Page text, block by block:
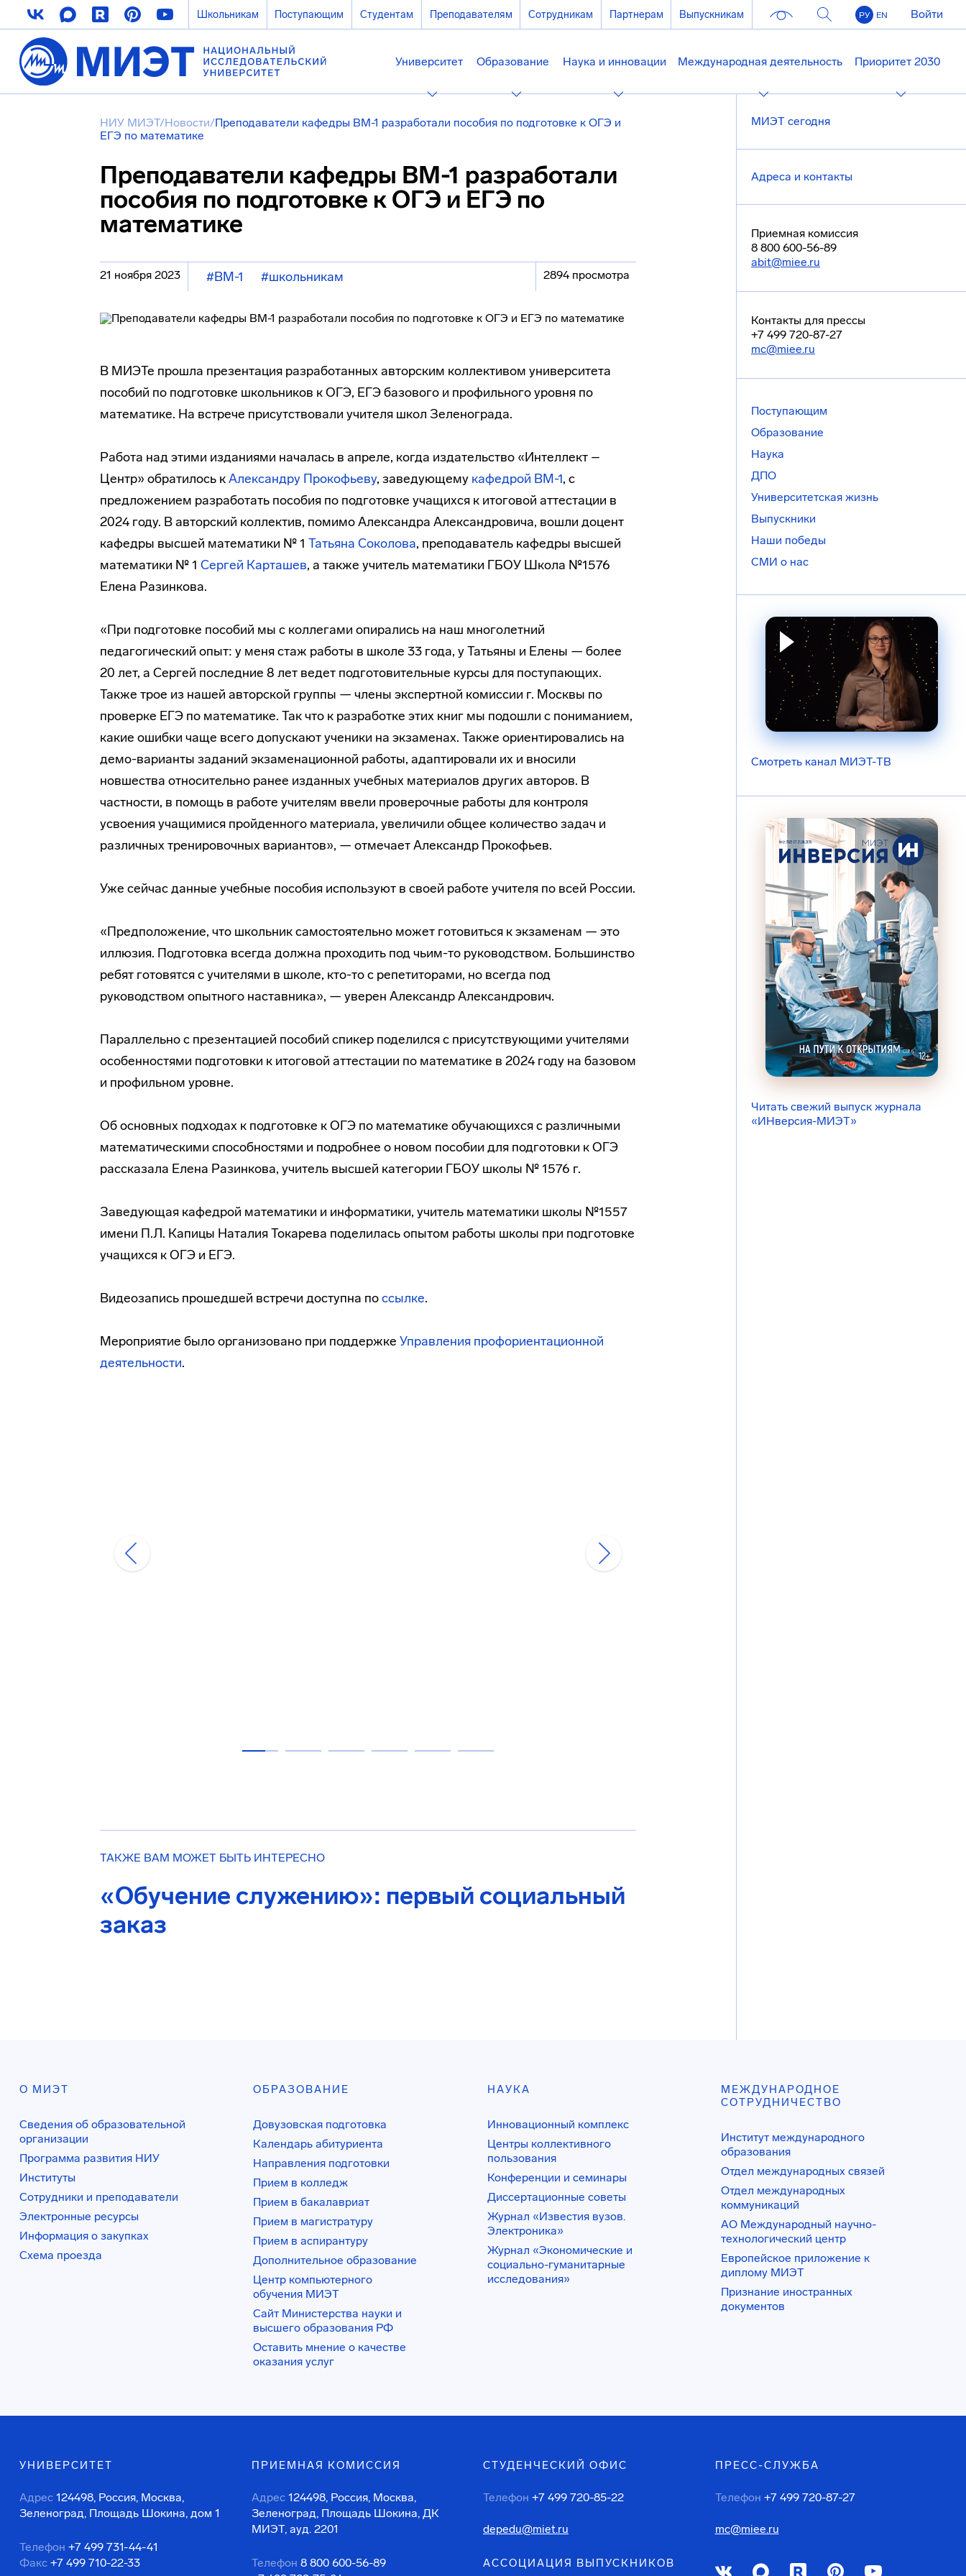
Школьникам Поступающим Студентам Преподавателям Сотрудникам Партнерам Выпускникам РУ EN Войти
Университет Образование Наука и инновации Международная деятельность Приоритет 2030
НИУ МИЭТ/Новости/Преподаватели кафедры ВМ-1 разработали пособия по подготовке к ОГЭ и
ЕГЭ по математике
Преподаватели кафедры ВМ-1 разработали
пособия по подготовке к ОГЭ и ЕГЭ по
математике
21 ноября 2023 #ВМ-1 #школьникам 2894 просмотра
В МИЭТе прошла презентация разработанных авторским коллективом университета
пособий по подготовке школьников к ОГЭ, ЕГЭ базового и профильного уровня по
математике. На встрече присутствовали учителя школ Зеленограда.
Работа над этими изданиями началась в апреле, когда издательство «Интеллект –
Центр» обратилось кАлександру Прокофьеву, заведующему кафедрой ВМ-1, с
предложением разработать пособия по подготовке учащихся к итоговой аттестации в
2024 году. В авторский коллектив, помимо Александра Александровича, вошли доцент
кафедры высшей математики № 1 Татьяна Соколова, преподаватель кафедры высшей
математики № 1 Сергей Карташев, а также учитель математики ГБОУ Школа №1576
Елена Разинкова.
«При подготовке пособий мы с коллегами опирались на наш многолетний
педагогический опыт: у меня стаж работы в школе 33 года, у Татьяны и Елены — более
20 лет, а Сергей последние 8 лет ведет подготовительные курсы для поступающих.
Также трое из нашей авторской группы — члены экспертной комиссии г. Москвы по
проверке ЕГЭ по математике. Так что к разработке этих книг мы подошли с пониманием,
какие ошибки чаще всего допускают ученики на экзаменах. Также ориентировались на
демо-варианты заданий экзаменационной работы, адаптировали их и вносили
новшества относительно ранее изданных учебных материалов других авторов. В
частности, в помощь в работе учителям ввели проверочные работы для контроля
усвоения учащимися пройденного материала, увеличили общее количество задач и
различных тренировочных вариантов», — отмечает Александр Прокофьев.
Уже сейчас данные учебные пособия используют в своей работе учителя по всей России.
«Предположение, что школьник самостоятельно может готовиться к экзаменам — это
иллюзия. Подготовка всегда должна проходить под чьим-то руководством. Большинство
ребят готовятся с учителями в школе, кто-то с репетиторами, но всегда под
руководством опытного наставника», — уверен Александр Александрович.
Параллельно с презентацией пособий спикер поделился с присутствующими учителями
особенностями подготовки к итоговой аттестации по математике в 2024 году на базовом
и профильном уровне.
Об основных подходах к подготовке к ОГЭ по математике обучающихся с различными
математическими способностями и подробнее о новом пособии для подготовки к ОГЭ
рассказала Елена Разинкова, учитель высшей категории ГБОУ школы № 1576 г.
Заведующая кафедрой математики и информатики, учитель математики школы №1557
имени П.Л. Капицы Наталия Токарева поделилась опытом работы школы при подготовке
учащихся к ОГЭ и ЕГЭ.
Видеозапись прошедшей встречи доступна поссылке.
Мероприятие было организовано при поддержке Управления профориентационной
деятельности.
ТАКЖЕ ВАМ МОЖЕТ БЫТЬ ИНТЕРЕСНО
«Обучение служению»: первый социальный
заказ
МИЭТ сегодня
Адреса и контакты
Приемная комиссия
8 800 600-56-89
abit@miee.ru
Контакты для прессы
+7 499 720-87-27
mc@miee.ru
Поступающим
Образование
Наука
ДПО
Университетская жизнь
Выпускники
Наши победы
СМИ о нас
Смотреть канал МИЭТ-ТВ
Читать свежий выпуск журнала
«ИНверсия-МИЭТ»
О МИЭТ
Сведения об образовательной
организации
Программа развития НИУ
Институты
Сотрудники и преподаватели
Электронные ресурсы
Информация о закупках
Схема проезда
ОБРАЗОВАНИЕ
Довузовская подготовка
Календарь абитуриента
Направления подготовки
Прием в колледж
Прием в бакалавриат
Прием в магистратуру
Прием в аспирантуру
Дополнительное образование
Центр компьютерного
обучения МИЭТ
Сайт Министерства науки и
высшего образования РФ
Оставить мнение о качестве
оказания услуг
НАУКА
Инновационный комплекс
Центры коллективного
пользования
Конференции и семинары
Диссертационные советы
Журнал «Известия вузов.
Электроника»
Журнал «Экономические и
социально-гуманитарные
исследования»
МЕЖДУНАРОДНОЕ
СОТРУДНИЧЕСТВО
Институт международного
образования
Отдел международных связей
Отдел международных
коммуникаций
АО Международный научно-
технологический центр
Европейское приложение к
диплому МИЭТ
Признание иностранных
документов
УНИВЕРСИТЕТ
Адрес 124498, Россия, Москва,
Зеленоград, Площадь Шокина, дом 1
Телефон +7 499 731-44-41
Факс +7 499 710-22-33
ПРИЕМНАЯ КОМИССИЯ
Адрес 124498, Россия, Москва,
Зеленоград, Площадь Шокина, ДК
МИЭТ, ауд. 2201
Телефон 8 800 600-56-89
СТУДЕНЧЕСКИЙ ОФИС
Телефон +7 499 720-85-22
depedu@miet.ru
АССОЦИАЦИЯ ВЫПУСКНИКОВ
ПРЕСС-СЛУЖБА
Телефон +7 499 720-87-27
mc@miee.ru